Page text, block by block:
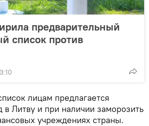
предварительный
список против
лицам предлагается
в Литву и при наличии заморозить
учреждениях страны.